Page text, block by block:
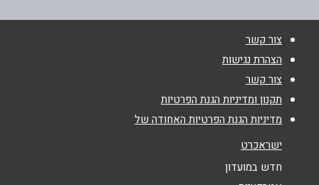
נושא*
אנא חזרו אלי בקשר ל...
צור קשר
הצהרת נגישות
צור קשר
תקנון ומדיניות הגנת הפרטיות
מדיניות הגנת הפרטיות האחודה של
ישראכרט
חדש במועדון